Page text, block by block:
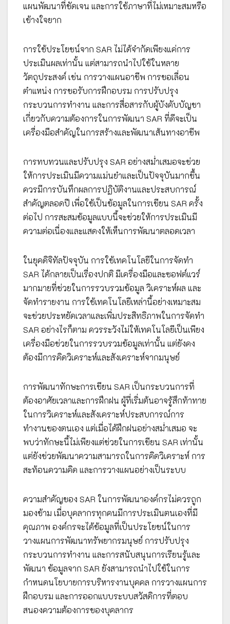
แผนพัฒนาที่ชัดเจน และการใช้ภาษาที่ไม่เหมาะสมหรือ
เข้างใจยาก
การใช้ประโยชน์จาก SAR ไม่ได้จำกัดเพียงแค่การ
ประเมินผลเท่านั้น แต่สามารถนำไปใช้ในหลาย
วัตถุประสงค์ เช่น การวางแผนอาชีพ การขอเลื่อน
ตำแหน่ง การขอรับการฝึกอบรม การปรับปรุง
กระบวนการทำงาน และการสื่อสารกับผู้บังคับบัญชา
เกี่ยวกับความต้องการในการพัฒนา SAR ที่ดีจะเป็น
เครื่องมือสำคัญในการสร้างและพัฒนาเส้นทางอาชีพ
การทบทวนและปรับปรุง SAR อย่างสม่ำเสมอจะช่วย
ให้การประเมินมีความแม่นยำและเป็นปัจจุบันมากขึ้น
ควรมีการบันทึกผลการปฏิบัติงานและประสบการณ์
สำคัญตลอดปี เพื่อใช้เป็นข้อมูลในการเขียน SAR ครั้ง
ต่อไป การสะสมข้อมูลแบบนี้จะช่วยให้การประเมินมี
ความต่อเนื่องและแสดงให้เห็นการพัฒนาตลอดเวลา
ในยุคดิจิทัลปัจจุบัน การใช้เทคโนโลยีในการจัดทำ
SAR ได้กลายเป็นเรื่องปกติ มีเครื่องมือและซอฟต์แวร์
มากมายที่ช่วยในการรวบรวมข้อมูล วิเคราะห์ผล และ
จัดทำรายงาน การใช้เทคโนโลยีเหล่านี้อย่างเหมาะสม
จะช่วยประหยัดเวลาและเพิ่มประสิทธิภาพในการจัดทำ
SAR อย่างไรก็ตาม ควรระวังไม่ให้เทคโนโลยีเป็นเพียง
เครื่องมือช่วยในการรวบรวมข้อมูลเท่านั้น แต่ยังคง
ต้องมีการคิดวิเคราะห์และสังเคราะห์จากมนุษย์
การพัฒนาทักษะการเขียน SAR เป็นกระบวนการที่
ต้องอาศัยเวลาและการฝึกฝน ผู้ที่เริ่มต้นอาจรู้สึกท้าทาย
ในการวิเคราะห์และสังเคราะห์ประสบการณ์การ
ทำงานของตนเอง แต่เมื่อได้ฝึกฝนอย่างสม่ำเสมอ จะ
พบว่าทักษะนี้ไม่เพียงแต่ช่วยในการเขียน SAR เท่านั้น
แต่ยังช่วยพัฒนาความสามารถในการคิดวิเคราะห์ การ
สะท้อนความคิด และการวางแผนอย่างเป็นระบบ
ความสำคัญของ SAR ในการพัฒนาองค์กรไม่ควรถูก
มองข้าม เมื่อบุคลากรทุกคนมีการประเมินตนเองที่มี
คุณภาพ องค์กรจะได้ข้อมูลที่เป็นประโยชน์ในการ
วางแผนการพัฒนาทรัพยากรมนุษย์ การปรับปรุง
กระบวนการทำงาน และการสนับสนุนการเรียนรู้และ
พัฒนา ข้อมูลจาก SAR ยังสามารถนำไปใช้ในการ
กำหนดนโยบายการบริหารงานบุคคล การวางแผนการ
ฝึกอบรม และการออกแบบระบบสวัสดิการที่ตอบ
สนองความต้องการของบุคลากร